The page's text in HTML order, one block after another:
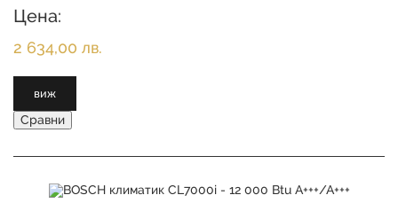
Цена:
2 634,00 лв.
виж
Сравни